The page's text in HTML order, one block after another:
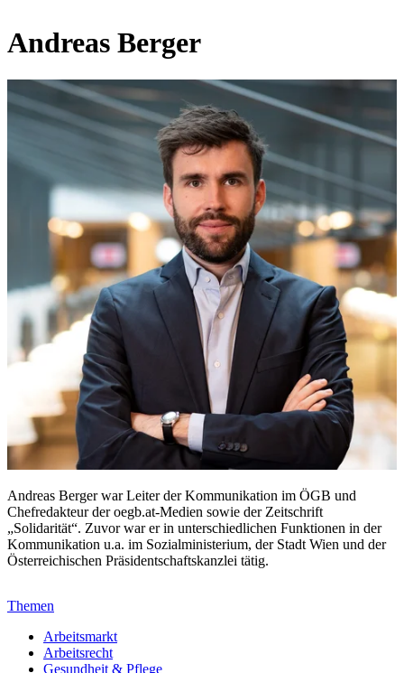
Andreas Berger
Andreas Berger war Leiter der Kommunikation im ÖGB und
Chefredakteur der oegb.at-Medien sowie der Zeitschrift
„Solidarität“. Zuvor war er in unterschiedlichen Funktionen in der
Kommunikation u.a. im Sozialministerium, der Stadt Wien und der
Österreichischen Präsidentschaftskanzlei tätig.
Themen
Arbeitsmarkt
Arbeitsrecht
Gesundheit & Pflege